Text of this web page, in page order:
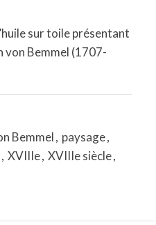
sur toile présentant
von Bemmel (1707-
Bemmel, paysage,
, XVIIIe, XVIIIe siècle,